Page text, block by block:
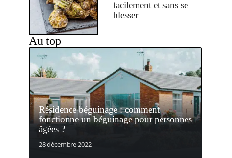
facilement et sans se
blesser
Au top
Résidence béguinage : comment
fonctionne un béguinage pour personnes
âgées ?
28 décembre 2022